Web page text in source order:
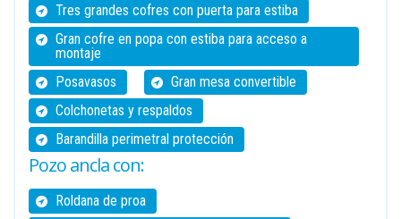
Tres grandes cofres con puerta para estiba
Gran cofre en popa con estiba para acceso a
montaje
Posavasos
Gran mesa convertible
Colchonetas y respaldos
Barandilla perimetral protección
Pozo ancla con:
Roldana de proa